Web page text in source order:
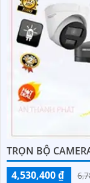
TRỌN BỘ
4,530,400 ₫